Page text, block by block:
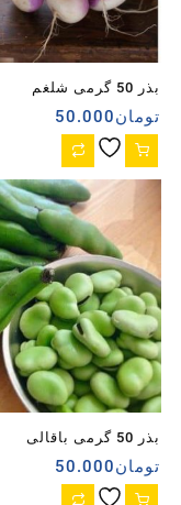
بذر 50 گرمی شلغم
تومان50.000
بذر 50 گرمی باقالی
تومان50.000